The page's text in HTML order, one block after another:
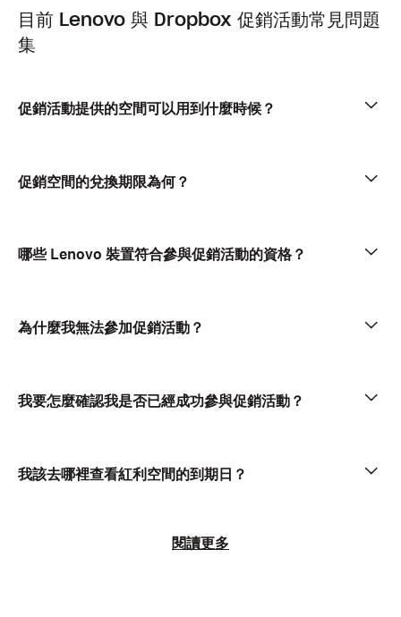
目前 Lenovo 與 Dropbox 促銷活動常見問題
集
促銷活動提供的空間可以用到什麼時候？
促銷空間的兌換期限為何？
哪些 Lenovo 裝置符合參與促銷活動的資格？
為什麼我無法參加促銷活動？
我要怎麼確認我是否已經成功參與促銷活動？
我該去哪裡查看紅利空間的到期日？
閱讀更多